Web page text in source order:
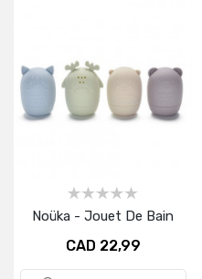
Noüka - Jouet De Bain
CAD 22,99